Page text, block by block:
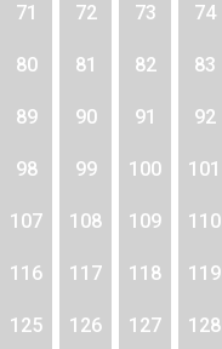
71 72 73 74
80 81 82 83
89 90 91 92
98 99 100 101
107 108 109 110
116 117 118 119
125 126 127 128